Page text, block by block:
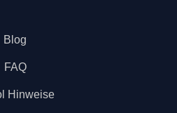
Blog
FAQ
Hinweise